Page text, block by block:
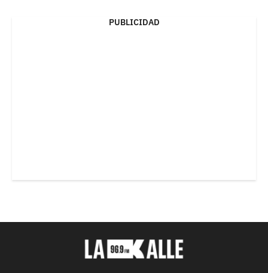
PUBLICIDAD